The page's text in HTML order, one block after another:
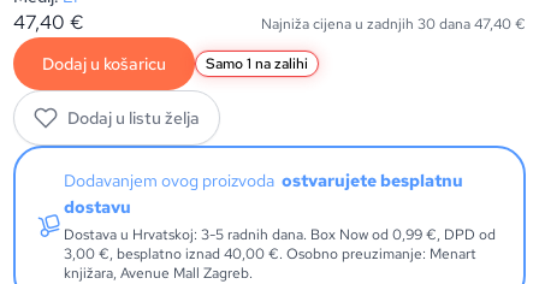
47,40€ Najniža cijena u zadnjih 30 dana47,40€
Dodaj u košaricu Samo 1 na zalihi
Dodaj u listu želja
Dodavanjem ovog proizvodaostvarujete besplatnu
dostavu
Dostava u Hrvatskoj: 3-5 radnih dana. Box Now od 0,99 €, DPD od
3,00 €, besplatno iznad 40,00 €. Osobno preuzimanje: Menart
knjižara, Avenue Mall Zagreb.